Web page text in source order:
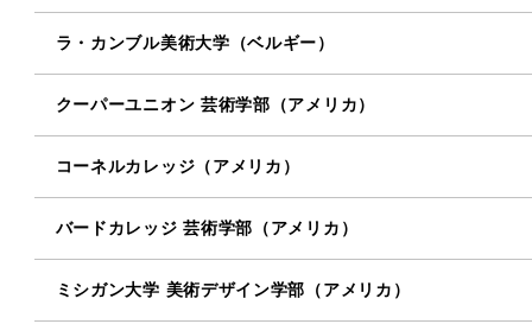
ラ・カンブル美術大学（ベルギー）
クーパーユニオン 芸術学部（アメリカ）
コーネルカレッジ（アメリカ）
バードカレッジ 芸術学部（アメリカ）
ミシガン大学 美術デザイン学部（アメリカ）